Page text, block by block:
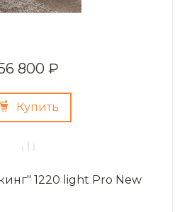
800 ₽
Купить
1220 light Pro New